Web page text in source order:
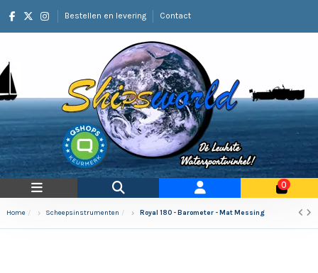
Bestellen en levering Contact
0
Home Scheepsinstrumenten Royal 180 - Barometer - Mat Messing